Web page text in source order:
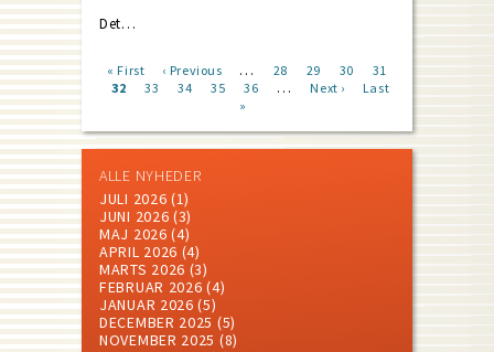
Det…
Pagination
First
page
« First
Previous
page
‹ Previous … Page
28 Page
29 Page
30 Page
31
Current
32 Page
33 Page
34 Page
35 Page
36 …
Next
Next ›
Last
Last
»
ALLE NYHEDER
JULI 2026 (1)
JUNI 2026 (3)
MAJ 2026 (4)
APRIL 2026 (4)
MARTS 2026 (3)
FEBRUAR 2026 (4)
JANUAR 2026 (5)
DECEMBER 2025 (5)
NOVEMBER 2025 (8)